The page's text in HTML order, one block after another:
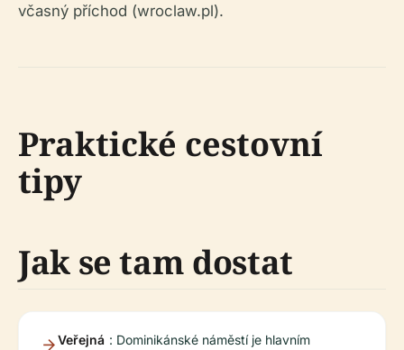
včasný příchod (wroclaw.pl).
Praktické cestovní
tipy
Jak se tam dostat
Veřejná : Dominikánské náměstí je hlavním